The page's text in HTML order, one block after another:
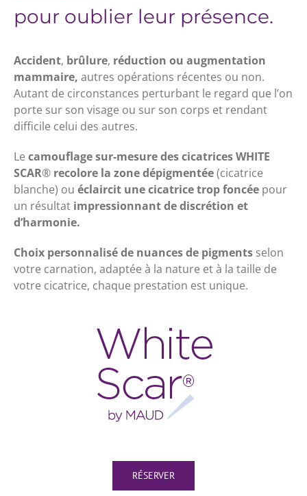
pour oublier leur présence.
Accident, brûlure, réduction ou augmentation
mammaire, autres opérations récentes ou non.
Autant de circonstances perturbant le regard que l’on
porte sur son visage ou sur son corps et rendant
difficile celui des autres.
Le camouflage sur-mesure des cicatricesWHITE
SCAR® recolore la zone dépigmentée(cicatrice
blanche) ou éclaircit une cicatrice trop foncée pour
un résultat impressionnantde discrétion et
d’harmonie.
Choix personnalisé de nuances de pigments selon
votre carnation, adaptée à la nature et à la taille de
votre cicatrice, chaque prestation est unique.
RÉSERVER